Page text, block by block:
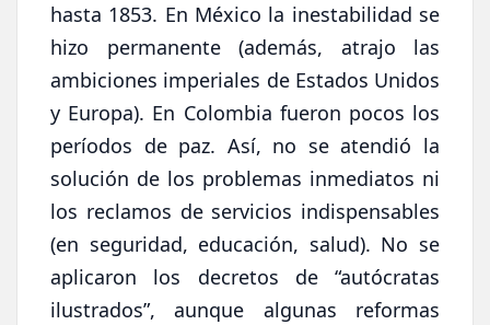
hasta 1853. En México la inestabilidad se
hizo permanente (además, atrajo las
ambiciones imperiales de Estados Unidos
y Europa). En Colombia fueron pocos los
períodos de paz. Así, no se atendió la
solución de los problemas inmediatos ni
los reclamos de servicios indispensables
(en seguridad, educación, salud). No se
aplicaron los decretos de “autócratas
ilustrados”, aunque algunas reformas